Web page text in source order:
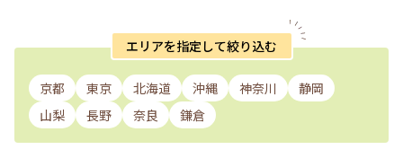
エリアを指定して絞り込む
京都 東京 北海道 沖縄 神奈川
静岡
山梨
長野 奈良 鎌倉